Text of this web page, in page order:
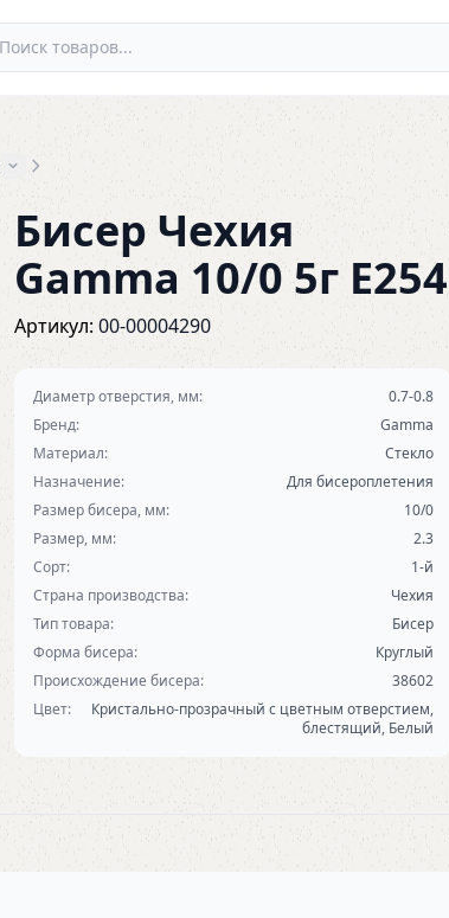
Бисер Чехия
Gamma 10/0 5г E254
Артикул:00-00004290
Диаметр отверстия, мм:
0.7-0.8
Бренд:
Gamma
Материал:
Стекло
Назначение:
Для бисероплетения
Размер бисера, мм:
10/0
Размер, мм:
2.3
Сорт:
1-й
Страна производства:
Чехия
Тип товара:
Бисер
Форма бисера:
Круглый
Происхождение бисера:
38602
Цвет:
Кристально-прозрачный с цветным отверстием,
блестящий, Белый